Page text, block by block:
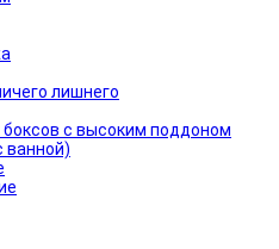
лишнего
с высоким поддоном
ванной)